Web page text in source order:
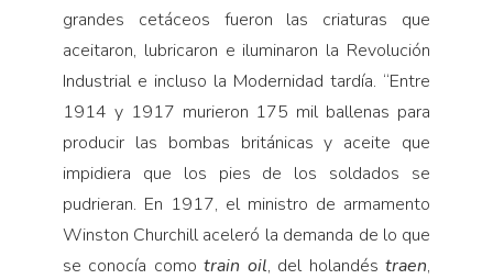
grandes cetáceos fueron las criaturas que
aceitaron, lubricaron e iluminaron la Revolución
Industrial e incluso la Modernidad tardía. “Entre
1914 y 1917 murieron 175 mil ballenas para
producir las bombas británicas y aceite que
impidiera que los pies de los soldados se
pudrieran. En 1917, el ministro de armamento
Winston Churchill aceleró la demanda de lo que
se conocía comotrain oil, del holandéstraen,